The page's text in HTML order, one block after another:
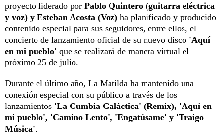
proyecto liderado por Pablo Quintero (guitarra eléctrica
y voz) y Esteban Acosta (Voz) ha planificado y producido
contenido especial para sus seguidores, entre ellos, el
concierto de lanzamiento oficial de su nuevo disco 'Aquí
en mi pueblo' que se realizará de manera virtual el
próximo 25 de julio.
Durante el último año, La Matilda ha mantenido una
conexión especial con su público a través de los
lanzamientos 'La Cumbia Galáctica' (Remix), 'Aquí en
mi pueblo', 'Camino Lento', 'Engatúsame' y 'Traigo
Música'.